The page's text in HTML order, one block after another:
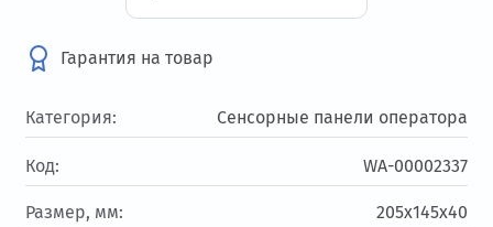
Гарантия на товар
Категория: Сенсорные панели оператора
Код: WA-00002337
Размер, мм: 205х145х40